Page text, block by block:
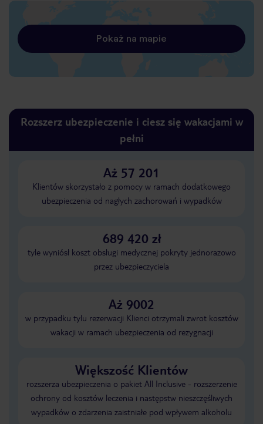
Pokaż na mapie
Rozszerz ubezpieczenie i ciesz się wakacjami w
pełni
Aż 57 201
Klientów skorzystało z pomocy w ramach dodatkowego
ubezpieczenia od nagłych zachorowań i wypadków
689 420 zł
tyle wyniósł koszt obsługi medycznej pokryty jednorazowo
przez ubezpieczyciela
Aż 9002
w przypadku tylu rezerwacji Klienci otrzymali zwrot kosztów
wakacji w ramach ubezpieczenia od rezygnacji
Większość Klientów
rozszerza ubezpieczenia o pakiet All Inclusive - rozszerzenie
ochrony od kosztów leczenia i następstw nieszczęśliwych
wypadków o zdarzenia zaistniałe pod wpływem alkoholu